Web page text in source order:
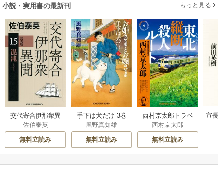
小説・実用書の最新刊 もっと見る
交代寄合伊那衆異
聞 15巻
佐伯泰英
無料立読み
手下は犬だけ 3巻
風野真知雄
無料立読み
西村京太郎トラベ
ルミステリー・セ
レクション 2巻
西村京太郎
無料立読み
宣